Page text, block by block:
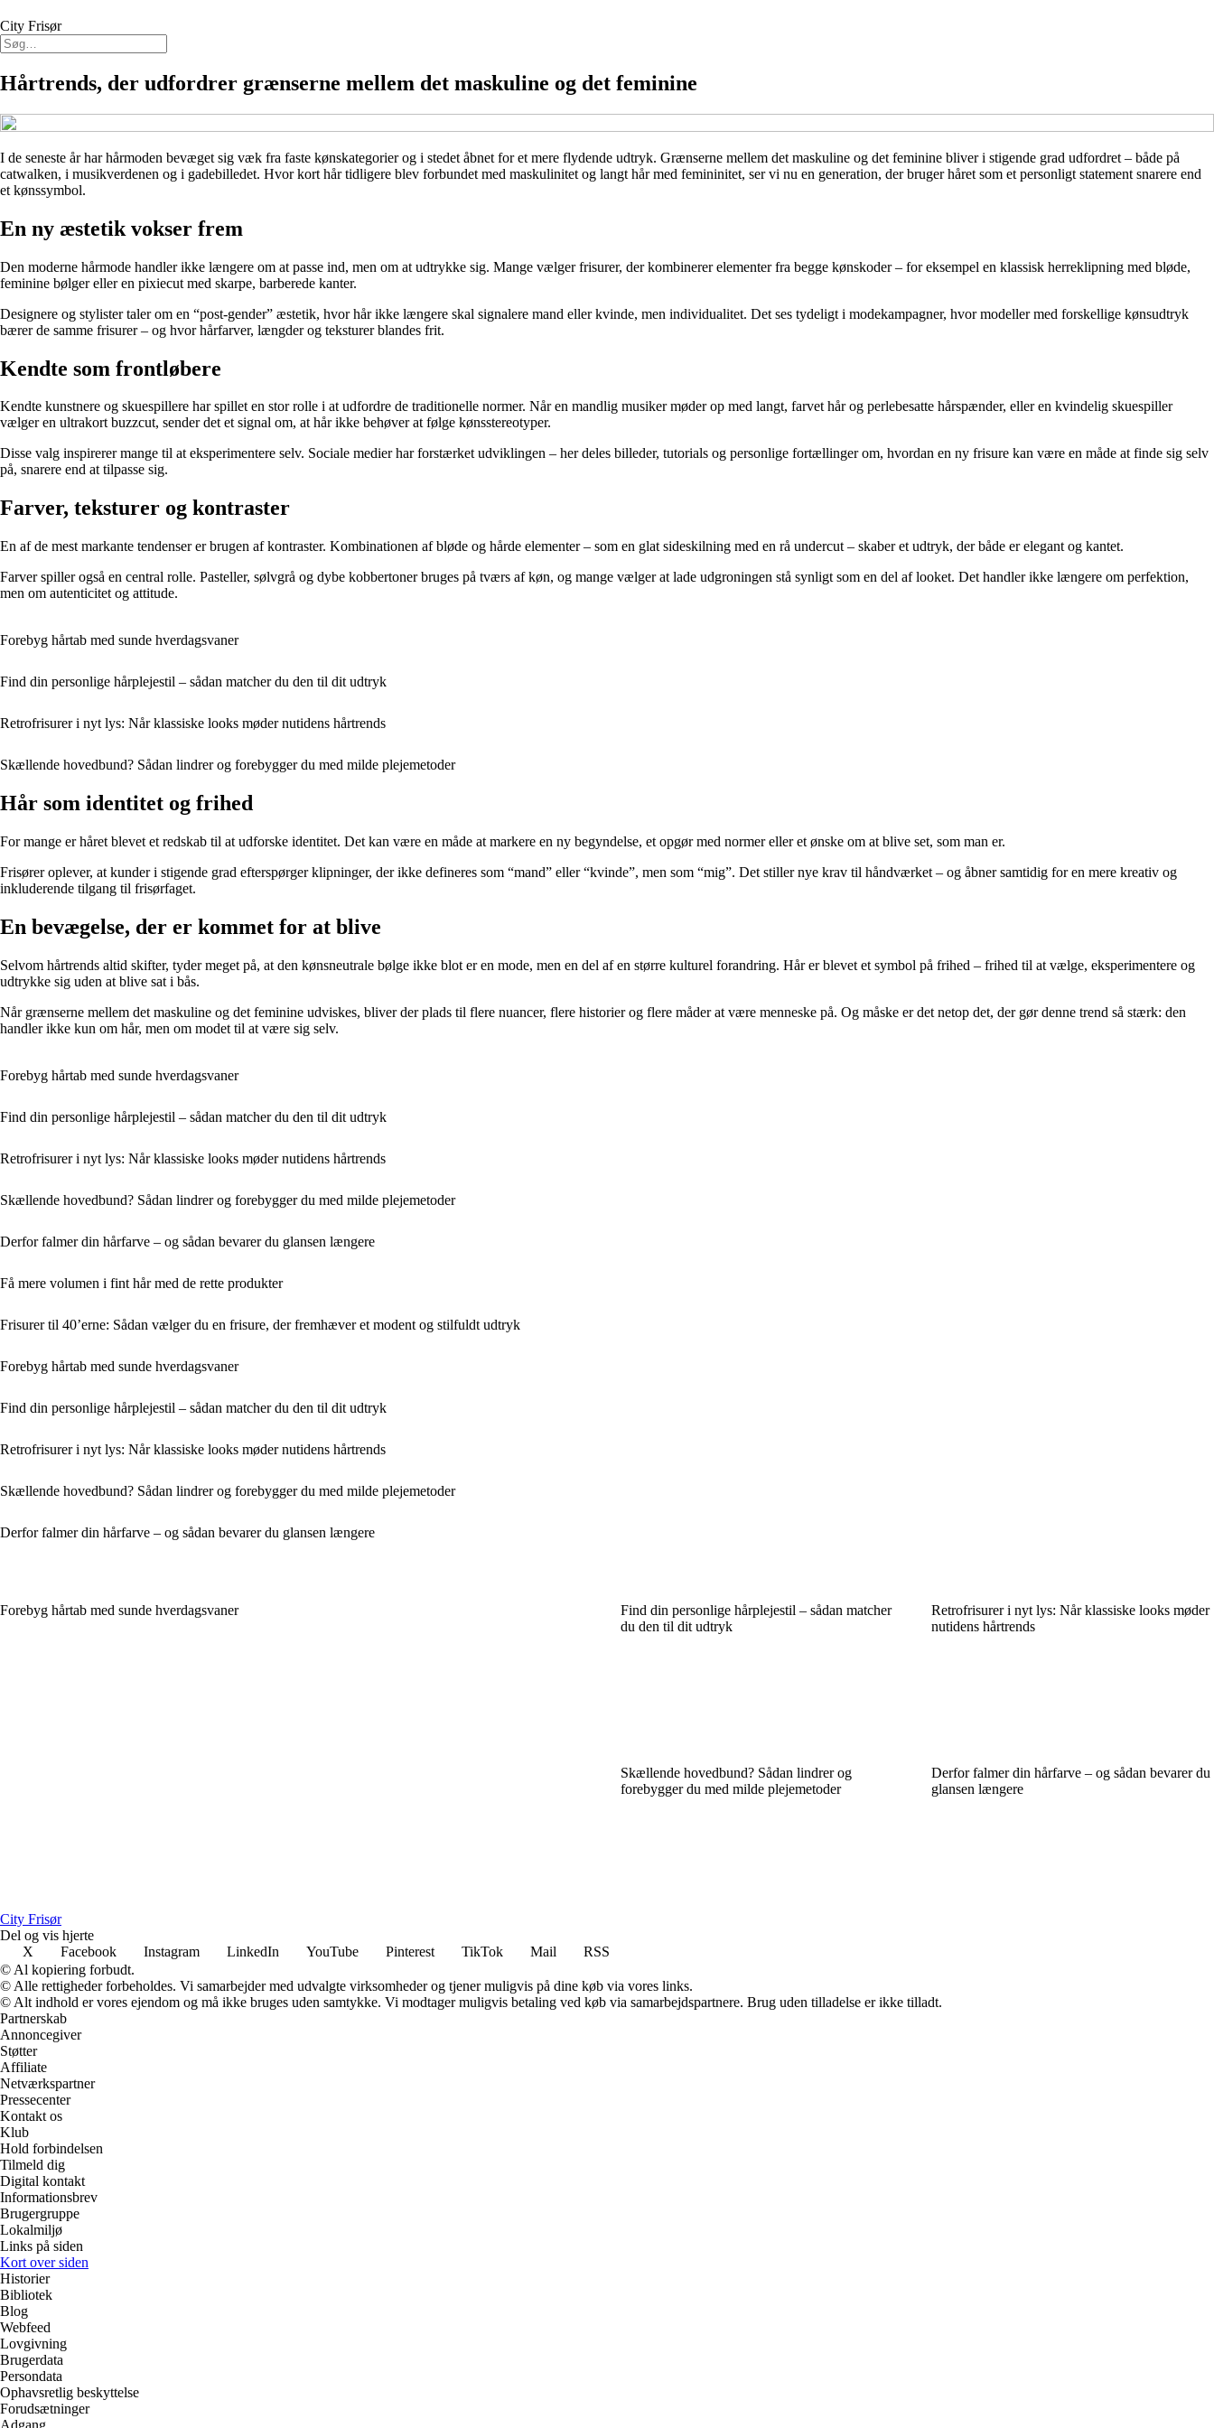
City Frisør
Hårtrends, der udfordrer grænserne mellem det maskuline og det feminine
I de seneste år har hårmoden bevæget sig væk fra faste kønskategorier og i stedet åbnet for et mere flydende udtryk. Grænserne mellem det maskuline og det feminine bliver i stigende grad udfordret – både på
catwalken, i musikverdenen og i gadebilledet. Hvor kort hår tidligere blev forbundet med maskulinitet og langt hår med femininitet, ser vi nu en generation, der bruger håret som et personligt statement snarere end
et kønssymbol.
En ny æstetik vokser frem
Den moderne hårmode handler ikke længere om at passe ind, men om at udtrykke sig. Mange vælger frisurer, der kombinerer elementer fra begge kønskoder – for eksempel en klassisk herreklipning med bløde,
feminine bølger eller en pixiecut med skarpe, barberede kanter.
Designere og stylister taler om en “post-gender” æstetik, hvor hår ikke længere skal signalere mand eller kvinde, men individualitet. Det ses tydeligt i modekampagner, hvor modeller med forskellige kønsudtryk
bærer de samme frisurer – og hvor hårfarver, længder og teksturer blandes frit.
Kendte som frontløbere
Kendte kunstnere og skuespillere har spillet en stor rolle i at udfordre de traditionelle normer. Når en mandlig musiker møder op med langt, farvet hår og perlebesatte hårspænder, eller en kvindelig skuespiller
vælger en ultrakort buzzcut, sender det et signal om, at hår ikke behøver at følge kønsstereotyper.
Disse valg inspirerer mange til at eksperimentere selv. Sociale medier har forstærket udviklingen – her deles billeder, tutorials og personlige fortællinger om, hvordan en ny frisure kan være en måde at finde sig selv
på, snarere end at tilpasse sig.
Farver, teksturer og kontraster
En af de mest markante tendenser er brugen af kontraster. Kombinationen af bløde og hårde elementer – som en glat sideskilning med en rå undercut – skaber et udtryk, der både er elegant og kantet.
Farver spiller også en central rolle. Pasteller, sølvgrå og dybe kobbertoner bruges på tværs af køn, og mange vælger at lade udgroningen stå synligt som en del af looket. Det handler ikke længere om perfektion,
men om autenticitet og attitude.
Forebyg hårtab med sunde hverdagsvaner
Find din personlige hårplejestil – sådan matcher du den til dit udtryk
Retrofrisurer i nyt lys: Når klassiske looks møder nutidens hårtrends
Skællende hovedbund? Sådan lindrer og forebygger du med milde plejemetoder
Hår som identitet og frihed
For mange er håret blevet et redskab til at udforske identitet. Det kan være en måde at markere en ny begyndelse, et opgør med normer eller et ønske om at blive set, som man er.
Frisører oplever, at kunder i stigende grad efterspørger klipninger, der ikke defineres som “mand” eller “kvinde”, men som “mig”. Det stiller nye krav til håndværket – og åbner samtidig for en mere kreativ og
inkluderende tilgang til frisørfaget.
En bevægelse, der er kommet for at blive
Selvom hårtrends altid skifter, tyder meget på, at den kønsneutrale bølge ikke blot er en mode, men en del af en større kulturel forandring. Hår er blevet et symbol på frihed – frihed til at vælge, eksperimentere og
udtrykke sig uden at blive sat i bås.
Når grænserne mellem det maskuline og det feminine udviskes, bliver der plads til flere nuancer, flere historier og flere måder at være menneske på. Og måske er det netop det, der gør denne trend så stærk: den
handler ikke kun om hår, men om modet til at være sig selv.
Forebyg hårtab med sunde hverdagsvaner
Find din personlige hårplejestil – sådan matcher du den til dit udtryk
Retrofrisurer i nyt lys: Når klassiske looks møder nutidens hårtrends
Skællende hovedbund? Sådan lindrer og forebygger du med milde plejemetoder
Derfor falmer din hårfarve – og sådan bevarer du glansen længere
Få mere volumen i fint hår med de rette produkter
Frisurer til 40’erne: Sådan vælger du en frisure, der fremhæver et modent og stilfuldt udtryk
Forebyg hårtab med sunde hverdagsvaner
Find din personlige hårplejestil – sådan matcher du den til dit udtryk
Retrofrisurer i nyt lys: Når klassiske looks møder nutidens hårtrends
Skællende hovedbund? Sådan lindrer og forebygger du med milde plejemetoder
Derfor falmer din hårfarve – og sådan bevarer du glansen længere
Forebyg hårtab med sunde hverdagsvaner
Find din personlige hårplejestil – sådan matcher
du den til dit udtryk
Retrofrisurer i nyt lys: Når klassiske looks møder
nutidens hårtrends
Skællende hovedbund? Sådan lindrer og
forebygger du med milde plejemetoder
Derfor falmer din hårfarve – og sådan bevarer du
glansen længere
City Frisør
Del og vis hjerte
X
Facebook Instagram LinkedIn YouTube Pinterest TikTok Mail
RSS
© Al kopiering forbudt.
© Alle rettigheder forbeholdes. Vi samarbejder med udvalgte virksomheder og tjener muligvis på dine køb via vores links.
© Alt indhold er vores ejendom og må ikke bruges uden samtykke. Vi modtager muligvis betaling ved køb via samarbejdspartnere. Brug uden tilladelse er ikke tilladt.
Partnerskab
Annoncegiver
Støtter
Affiliate
Netværkspartner
Pressecenter
Kontakt os
Klub
Hold forbindelsen
Tilmeld dig
Digital kontakt
Informationsbrev
Brugergruppe
Lokalmiljø
Links på siden
Kort over siden
Historier
Bibliotek
Blog
Webfeed
Lovgivning
Brugerdata
Persondata
Ophavsretlig beskyttelse
Forudsætninger
Adgang